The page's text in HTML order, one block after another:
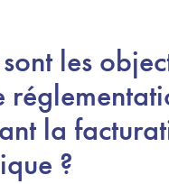
les
la
?